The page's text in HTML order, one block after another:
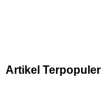
Artikel Terpopuler